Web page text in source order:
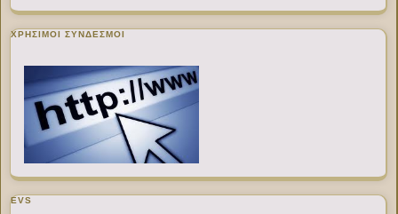
ΧΡΉΣΙΜΟΙ ΣΎΝΔΕΣΜΟΙ
EVS